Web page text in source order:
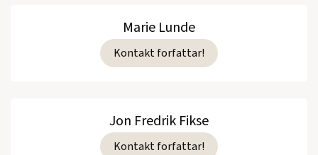
Marie Lunde
Kontakt forfattar!
Jon Fredrik Fikse
Kontakt forfattar!